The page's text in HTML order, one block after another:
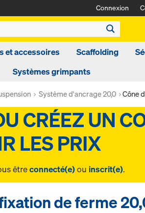
Connexion
et accessoires Scaffolding
Systèmes grimpants
Système d'ancrage 20,0 Cône
êtreconnecté(e)ou inscrit(e).
de ferme